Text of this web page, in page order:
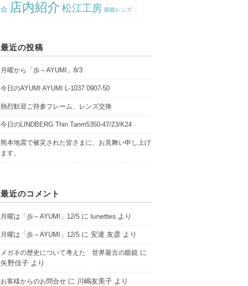
会 店内紹介 松江工房 眼鏡レンズ
最近の投稿
月曜から「歩～AYUMI」8/3
今日のAYUMI AYUMI L-1037 0907-50
熱烈歓迎ご持参フレーム、レンズ交換
今日のLINDBERG Thin Tanm5350-47/23/K24
熊本地震で被災された皆さまに、お見舞い申し上げ
ます。
最近のコメント
月曜は「歩～AYUMI」12/5 に lunettes より
月曜は「歩～AYUMI」12/5 に安達 友彦 より
メガネの歴史について考えた 世界最古の眼鏡 に
矢野佳子 より
お客様からのお問合せ に 川嶋友美子 より